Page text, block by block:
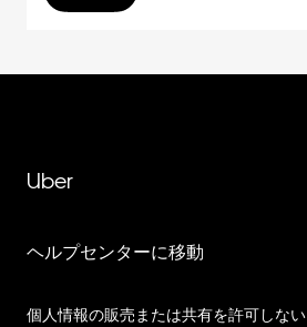
Uber
ヘルプセンターに移動
個人情報の販売または共有を許可しない